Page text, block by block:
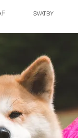
SVATBY